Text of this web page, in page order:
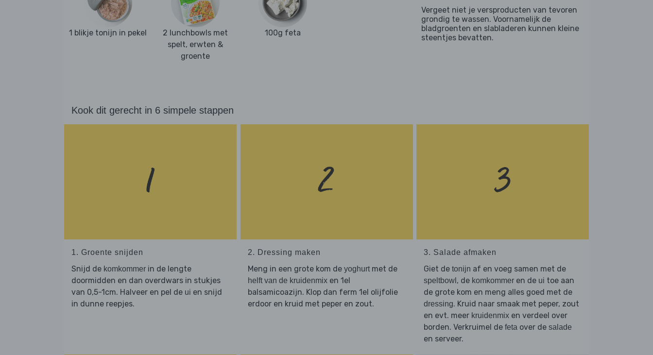
1 blikje tonijn in pekel
2 lunchbowls met
spelt, erwten &
groente
100g feta
Vergeet niet je versproducten van tevoren
grondig te wassen. Voornamelijk de
bladgroenten en slabladeren kunnen kleine
steentjes bevatten.
Kook dit gerecht in 6 simpele stappen
1. Groente snijden
Snijd de komkommer in de lengte
doormidden en dan overdwars in stukjes
van 0,5-1cm. Halveer en pel de ui en snijd
in dunne reepjes.
2. Dressing maken
Meng in een grote kom de yoghurtmet de
helft van de kruidenmixen 1el
balsamicoazijn. Klop dan ferm 1el olijfolie
erdoor en kruid met peper en zout.
3. Salade afmaken
Giet de tonijn af en voeg samen met de
speltbowl , de komkommer en de ui toe aan
de grote kom en meng alles goed met de
dressing. Kruid naar smaak met peper, zout
en evt. meer kruidenmix en verdeel over
borden. Verkruimel de feta over de salade
en serveer.